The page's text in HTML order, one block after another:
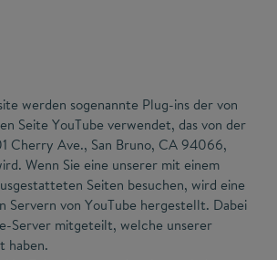
werden sogenannte Plug-ins der von
Seite YouTube verwendet, das von der
Cherry Ave., San Bruno, CA 94066,
Wenn Sie eine unserer mit einem
Seiten besuchen, wird eine
Servern von YouTube hergestellt. Dabei
Server mitgeteilt, welche unserer
haben.